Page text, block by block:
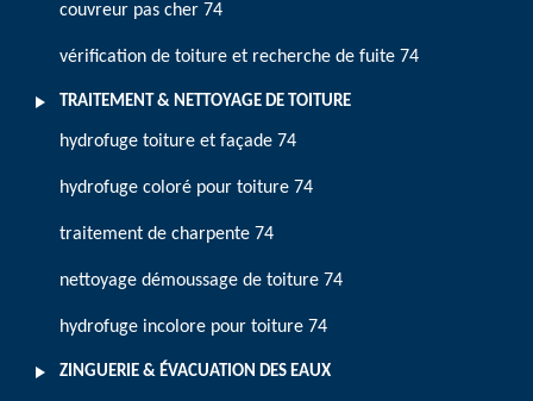
couvreur pas cher 74
vérification de toiture et recherche de fuite 74
TRAITEMENT & NETTOYAGE DE TOITURE
hydrofuge toiture et façade 74
hydrofuge coloré pour toiture 74
traitement de charpente 74
nettoyage démoussage de toiture 74
hydrofuge incolore pour toiture 74
ZINGUERIE & ÉVACUATION DES EAUX